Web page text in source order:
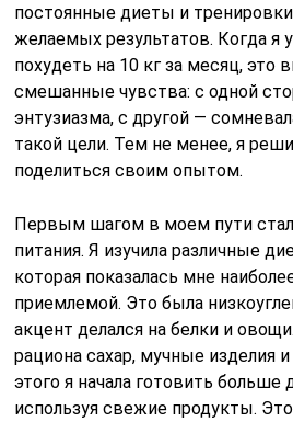
постоянные диеты и
желаемых результатов. Когда я
похудеть на 10 кг за месяц, это
смешанные чувства: с одной
энтузиазма, с другой —
такой цели. Тем не менее, я
поделиться своим опытом.
Первым шагом в моем пути
питания. Я изучила различные
которая показалась мне
приемлемой. Это была
акцент делался на белки и
рациона сахар, мучные изделия
этого я начала готовить
используя свежие продукты.